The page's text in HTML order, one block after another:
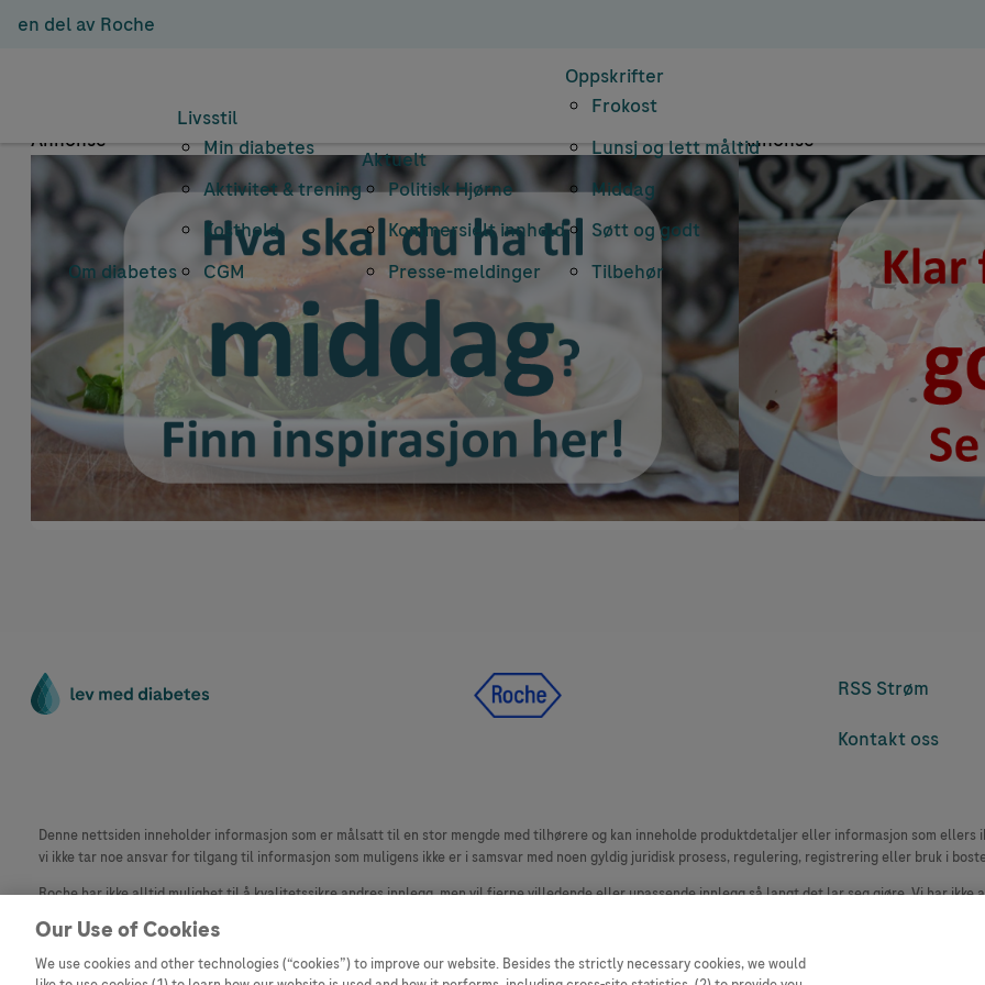
en del av Roche
Om diabetes
Livsstil
Min diabetes
Aktivitet & trening
Kosthold
CGM
Aktuelt
Politisk Hjørne
Kommersielt innhold
Presse-meldinger
Oppskrifter
Frokost
Lunsj og lett måltid
Middag
Søtt og godt
Tilbehør
Emnearkiv:
Annonse Annonse
RSS Strøm
Kontakt oss
Denne nettsiden inneholder informasjon som er målsatt til en stor mengde med tilhørere og kan inneholde produktdetaljer eller informasjon som
vi ikke tar noe ansvar for tilgang til informasjon som muligens ikke er i samsvar med noen gyldig juridisk prosess, regulering, registrering eller bruk i
Roche har ikke alltid mulighet til å kvalitetssikre andres innlegg, men vil fjerne villedende eller upassende innlegg så langt det lar seg gjøre. Vi har ikke
materiale fra dette nettstedet for bruk annet sted er ikke tillatt uten avtale. Nettstedet selger plass til annonsører, og slikt innhold er merket.
Our Use of Cookies
We use cookies and other technologies (“cookies”) to improve our website. Besides the strictly necessary cookies, we would